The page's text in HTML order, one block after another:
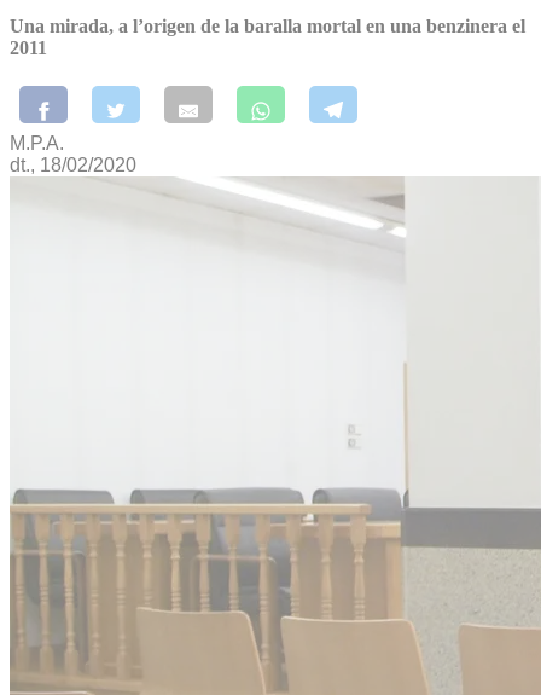
Una mirada, a l’origen de la baralla mortal en una benzinera el
2011
M.P.A.
dt., 18/02/2020